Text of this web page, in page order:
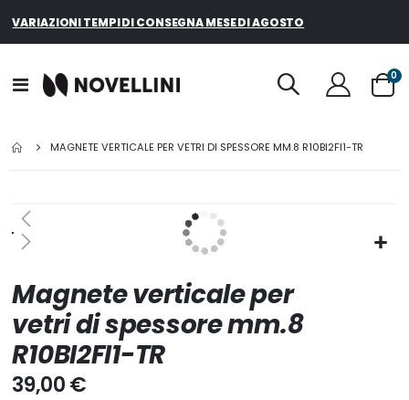
VARIAZIONI TEMPI DI CONSEGNA MESE DI AGOSTO
Toggle
Nav
Cart
0
MAGNETE VERTICALE PER VETRI DI SPESSORE MM.8 R10BI2FI1-TR
Vai
alla
fine
galleria
di
immagini
all'inizio
della
galleria
di
immagini
Magnete verticale per
vetri di spessore mm.8
R10BI2FI1-TR
39,00 €